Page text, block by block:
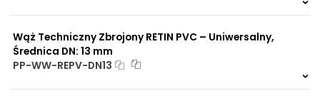
Wąż Techniczny Zbrojony RETIN PVC – Uniwersalny,
Średnica DN: 13 mm
PP-WW-REPV-DN13